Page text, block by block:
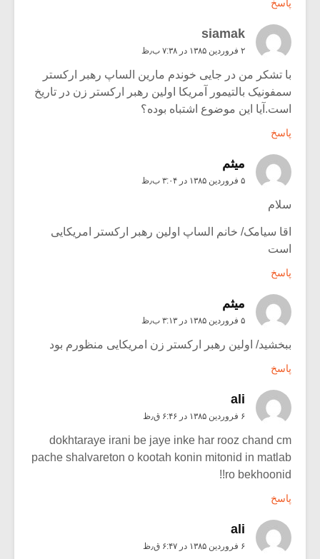
پاسخ
siamak
۲ فروردین ۱۳۸۵ در ۷:۳۸ ب٫ظ
با تشکر من در جایی خوندم مارین الساپ رهبر ارکستر
سمفونیک بالتیمور آمریکا اولین رهبر ارکستر زن در تاریخ
است.آیا این موضوع اشتباه بوده؟
پاسخ
میثم
۵ فروردین ۱۳۸۵ در ۳:۰۴ ب٫ظ
سلام
اقا سیامک/ خانم الساپ اولین رهبر ارکستر امریکایی
است
پاسخ
میثم
۵ فروردین ۱۳۸۵ در ۳:۱۳ ب٫ظ
ببخشید/ اولین رهبر ارکستر زن امریکایی منظورم بود
پاسخ
ali
۶ فروردین ۱۳۸۵ در ۶:۴۶ ق٫ظ
dokhtaraye irani be jaye inke har rooz chand cm
pache shalvareton o kootah konin mitonid in matlab
ro bekhoonid!!
پاسخ
ali
۶ فروردین ۱۳۸۵ در ۶:۴۷ ق٫ظ